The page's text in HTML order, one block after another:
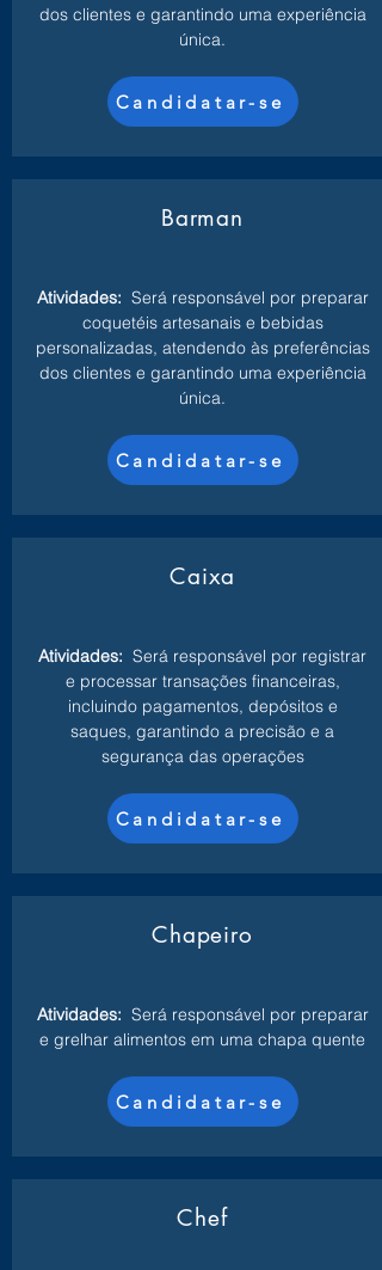
dos clientes e garantindo uma experiência
única.
Candidatar-se
Barman
Atividades: Será responsável por preparar
coquetéis artesanais e bebidas
personalizadas, atendendo às preferências
dos clientes e garantindo uma experiência
única.
Candidatar-se
Caixa
Atividades: Será responsável por registrar
e processar transações financeiras,
incluindo pagamentos, depósitos e
saques, garantindo a precisão e a
segurança das operações
Candidatar-se
Chapeiro
Atividades: Será responsável por preparar
e grelhar alimentos em uma chapa quente
Candidatar-se
Chef